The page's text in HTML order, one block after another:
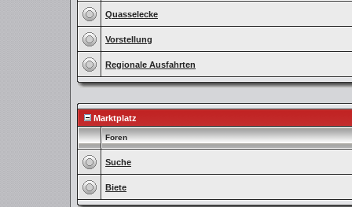
Quasselecke
Vorstellung
Regionale Ausfahrten
Marktplatz
Foren
Suche
Biete